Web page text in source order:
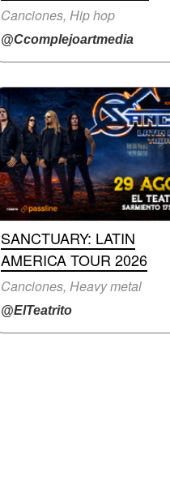
Canciones, Hip hop
@Ccomplejoartmedia
SANCTUARY: LATIN
AMERICA TOUR 2026
Canciones, Heavy metal
@ElTeatrito